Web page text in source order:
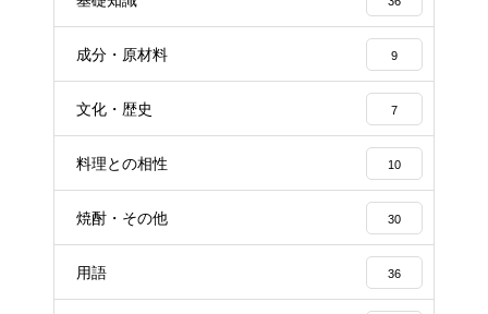
成分・原材料 9
文化・歴史 7
料理との相性 10
焼酎・その他 30
用語 36